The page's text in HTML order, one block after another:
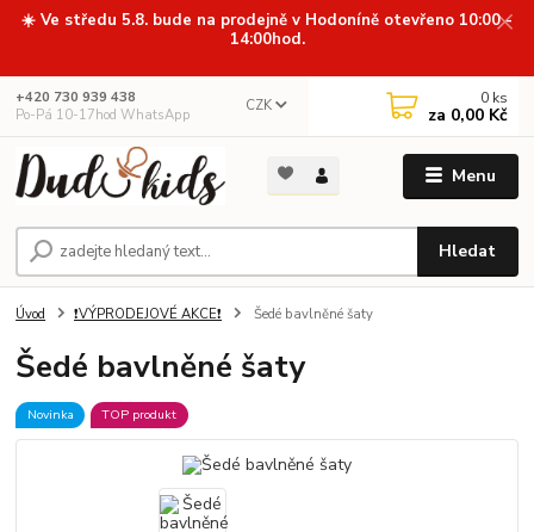
☀️ Ve středu 5.8. bude na prodejně v Hodoníně otevřeno 10:00 -
14:00hod.
Menu
CZK
Hledat
+420 730 939 438
Po-Pá 10-17hod WhatsApp
0 ks
za 0,00 Kč
Úvod ❗VÝPRODEJOVÉ AKCE❗ Šedé bavlněné šaty
Šedé bavlněné šaty
Novinka TOP produkt